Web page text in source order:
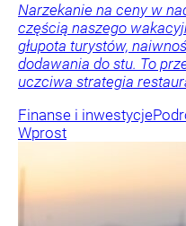
Narzekanie na ceny w
częścią naszego
głupota turystów,
dodawania do stu. To
uczciwa strategia
Finanse i inwestycje
Wprost